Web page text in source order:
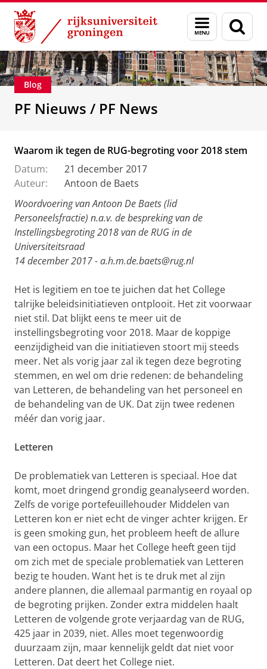
Skip
Content
Skip
Navigation
Menu
en
zoeken
Over ons De Personeelsfractie
Blog
PF Nieuws / PF News
Waarom ik tegen de RUG-begroting voor 2018 stem
Datum:
21 december 2017
Auteur:
Antoon de Baets
Woordvoering van Antoon De Baets (lid
Personeelsfractie) n.a.v. de bespreking van de
Instellingsbegroting 2018 van de RUG in de
Universiteitsraad
14 december 2017 - a.h.m.de.baets@rug.nl
Het is legitiem en toe te juichen dat het College
talrijke beleidsinitiatieven ontplooit. Het zit voorwaar
niet stil. Dat blijkt eens te meer uit de
instellingsbegroting voor 2018. Maar de koppige
eenzijdigheid van die initiatieven stoort mij steeds
meer. Net als vorig jaar zal ik tegen deze begroting
stemmen, en wel om drie redenen: de behandeling
van Letteren, de behandeling van het personeel en
de behandeling van de UK. Dat zijn twee redenen
méér dan vorig jaar.
Letteren
De problematiek van Letteren is speciaal. Hoe dat
komt, moet dringend grondig geanalyseerd worden.
Zelfs de vorige portefeuillehouder Middelen van
Letteren kon er niet echt de vinger achter krijgen. Er
is geen smoking gun, het probleem heeft de allure
van een octopus. Maar het College heeft geen tijd
om zich met de speciale problematiek van Letteren
bezig te houden. Want het is te druk met al zijn
andere plannen, die allemaal parmantig en royaal op
de begroting prijken. Zonder extra middelen haalt
Letteren de volgende grote verjaardag van de RUG,
425 jaar in 2039, niet. Alles moet tegenwoordig
duurzaam zijn, maar kennelijk geldt dat niet voor
Letteren. Dat deert het College niet.